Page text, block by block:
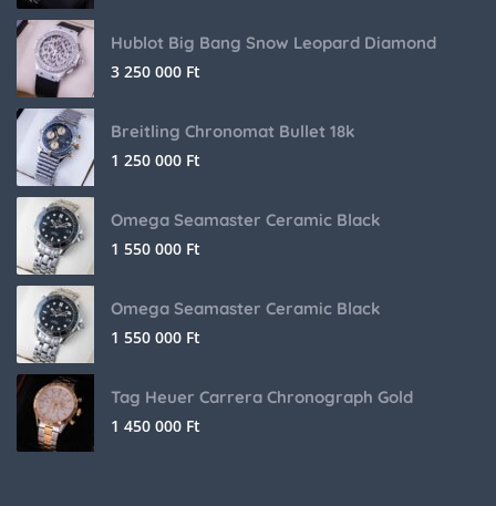
Hublot Big Bang Snow Leopard Diamond
3 250 000 Ft
Breitling Chronomat Bullet 18k
1 250 000 Ft
Omega Seamaster Ceramic Black
1 550 000 Ft
Omega Seamaster Ceramic Black
1 550 000 Ft
Tag Heuer Carrera Chronograph Gold
1 450 000 Ft